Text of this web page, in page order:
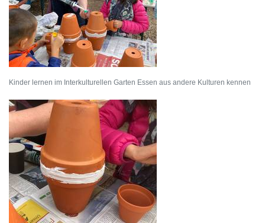
Kinder lernen im Interkulturellen Garten Essen aus andere Kulturen kennen